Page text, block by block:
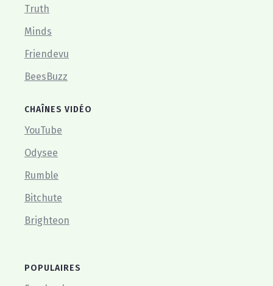
Truth
Minds
Friendevu
BeesBuzz
CHAÎNES VIDÉO
YouTube
Odysee
Rumble
Bitchute
Brighteon
POPULAIRES